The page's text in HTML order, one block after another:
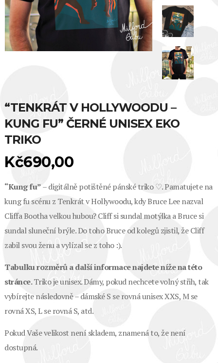
“TENKRÁT V HOLLYWOODU –
KUNG FU” ČERNÉ UNISEX EKO
TRIKO
Kč690,00
“Kung fu”– digitálně potištěné pánské triko ♡. Pamatujete na
kung fu scénu z Tenkrát v Hollywoodu, kdy Bruce Lee nazval
Cliffa Bootha velkou hubou? Cliff si sundal motýlka a Bruce si
sundal sluneční brýle. Do toho Bruce od kolegů zjistil, že Cliff
zabil svou ženu a vylízal se z toho :).
Tabulku rozměrů a další informace najdete níže na této
stránce.Triko je unisex. Dámy, pokud nechcete volný střih, tak
vybírejte následovně – dámské S se rovná unisex XXS, M se
rovná XS, L se rovná S, atd.
Pokud Vaše velikost není skladem, znamená to, že není
dostupná.